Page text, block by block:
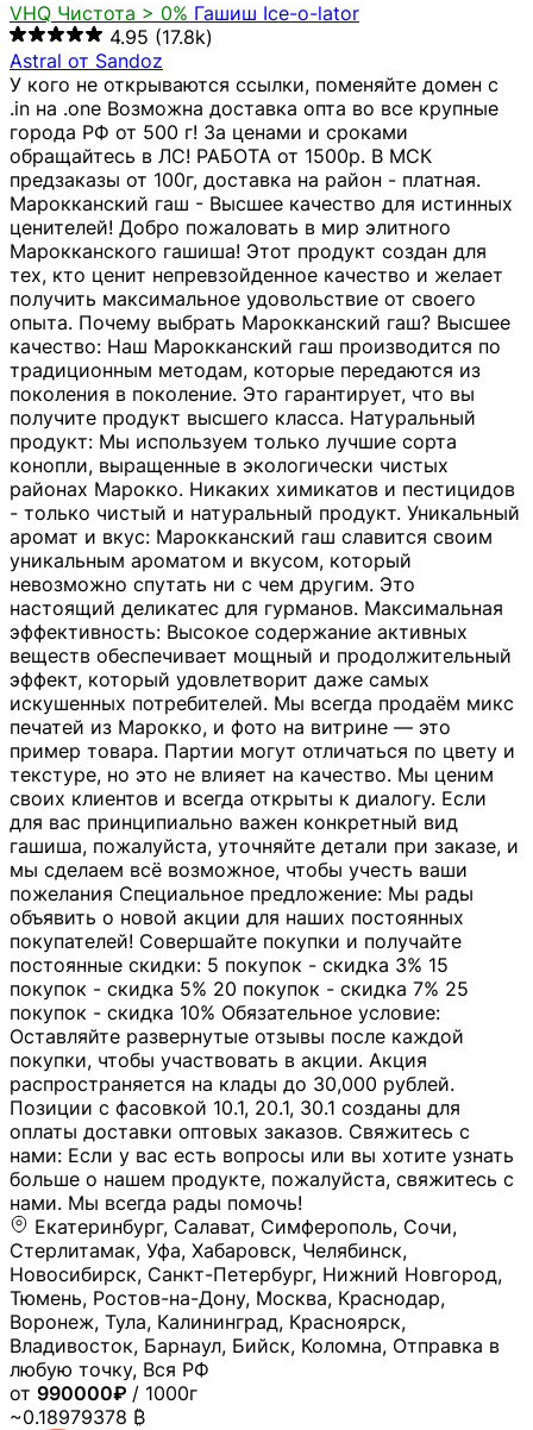
VHQ Чистота > 0% Гашиш Ice-o-lator
4.95 (17.8k)
Astral от Sandoz
У кого не открываются ссылки, поменяйте домен с
.in на .one Возможна доставка опта во все крупные
города РФ от 500 г! За ценами и сроками
обращайтесь в ЛС! РАБОТА от 1500р. В МСК
предзаказы от 100г, доставка на район - платная.
Марокканский гаш - Высшее качество для истинных
ценителей! Добро пожаловать в мир элитного
Марокканского гашиша! Этот продукт создан для
тех, кто ценит непревзойденное качество и желает
получить максимальное удовольствие от своего
опыта. Почему выбрать Марокканский гаш? Высшее
качество: Наш Марокканский гаш производится по
традиционным методам, которые передаются из
поколения в поколение. Это гарантирует, что вы
получите продукт высшего класса. Натуральный
продукт: Мы используем только лучшие сорта
конопли, выращенные в экологически чистых
районах Марокко. Никаких химикатов и пестицидов
- только чистый и натуральный продукт. Уникальный
аромат и вкус: Марокканский гаш славится своим
уникальным ароматом и вкусом, который
невозможно спутать ни с чем другим. Это
настоящий деликатес для гурманов. Максимальная
эффективность: Высокое содержание активных
веществ обеспечивает мощный и продолжительный
эффект, который удовлетворит даже самых
искушенных потребителей. Мы всегда продаём микс
печатей из Марокко, и фото на витрине — это
пример товара. Партии могут отличаться по цвету и
текстуре, но это не влияет на качество. Мы ценим
своих клиентов и всегда открыты к диалогу. Если
для вас принципиально важен конкретный вид
гашиша, пожалуйста, уточняйте детали при заказе, и
мы сделаем всё возможное, чтобы учесть ваши
пожелания Специальное предложение: Мы рады
объявить о новой акции для наших постоянных
покупателей! Совершайте покупки и получайте
постоянные скидки: 5 покупок - скидка 3% 15
покупок - скидка 5% 20 покупок - скидка 7% 25
покупок - скидка 10% Обязательное условие:
Оставляйте развернутые отзывы после каждой
покупки, чтобы участвовать в акции. Акция
распространяется на клады до 30,000 рублей.
Позиции с фасовкой 10.1, 20.1, 30.1 созданы для
оплаты доставки оптовых заказов. Свяжитесь с
нами: Если у вас есть вопросы или вы хотите узнать
больше о нашем продукте, пожалуйста, свяжитесь с
нами. Мы всегда рады помочь!
Екатеринбург, Салават, Симферополь, Сочи,
Стерлитамак, Уфа, Хабаровск, Челябинск,
Новосибирск, Санкт-Петербург, Нижний Новгород,
Тюмень, Ростов-на-Дону, Москва, Краснодар,
Воронеж, Тула, Калининград, Красноярск,
Владивосток, Барнаул, Бийск, Коломна, Отправка в
любую точку, Вся РФ
от 990000₽ / 1000г
~0.18979378 ₿